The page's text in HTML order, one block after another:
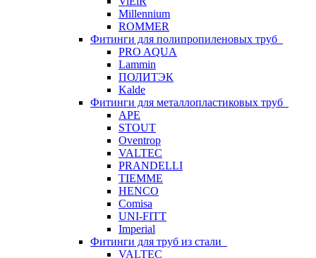
Millennium
ROMMER
Фитинги для полипропиленовых труб
PRO AQUA
Lammin
ПОЛИТЭК
Kalde
Фитинги для металлопластиковых труб
APE
STOUT
Oventrop
VALTEC
PRANDELLI
TIEMME
HENCO
Comisa
UNI-FITT
Imperial
Фитинги для труб из стали
VALTEC